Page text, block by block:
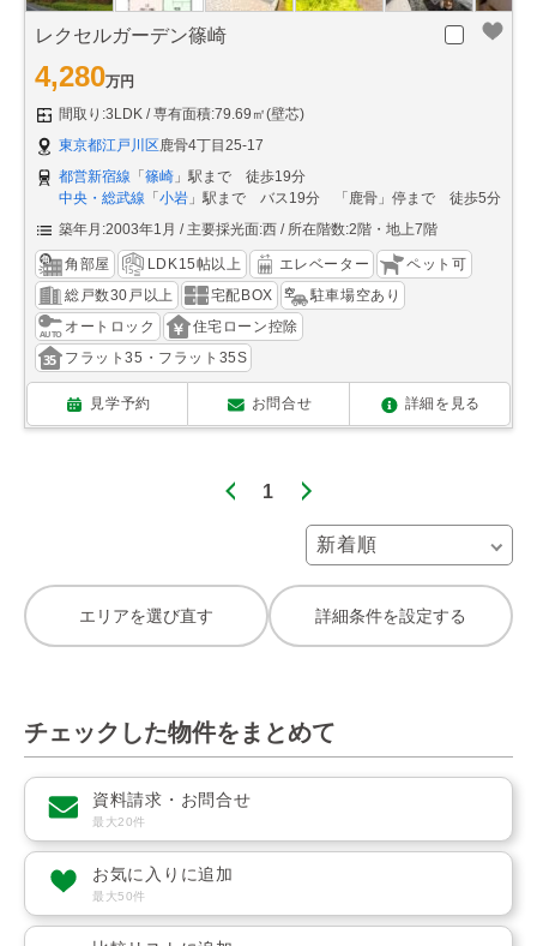
レクセルガーデン篠崎
4,280万円
間取り:3LDK
専有面積:79.69㎡(壁芯)
東京都江戸川区鹿骨4丁目25-17
都営新宿線 「 篠崎 」駅まで 徒歩19分
中央・総武線 「 小岩 」駅まで バス19分 「鹿骨」停まで 徒歩5分
築年月:2003年1月
主要採光面:西 所在階数:2階・地上7階
角部屋 LDK15帖以上 エレベーター
ペット可
総戸数30戸以上
宅配BOX
駐車場空あり
オートロック
住宅ローン控除
フラット35・フラット35S
見学予約 お問合せ 詳細を見る
1
エリアを選び直す 詳細条件を設定する
チェックした物件をまとめて
資料請求・お問合せ
最大20件
お気に入りに追加
最大50件